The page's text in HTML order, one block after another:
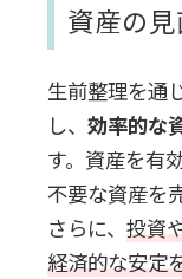
資産の
生前整理を通
し、 効率的な
す。資産を有
不要な資産を
さらに、 投資
経済的な安定